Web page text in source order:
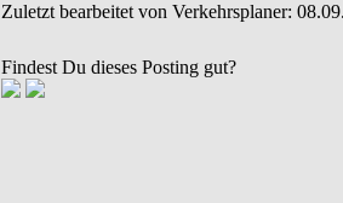
Zuletzt bearbeitet von Verkehrsplaner:
Findest Du dieses Posting gut?